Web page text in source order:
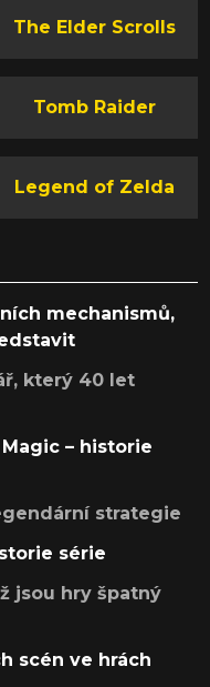
The Elder Scrolls
Tomb Raider
Legend of Zelda
mechanismů,
který 40 let
– historie
strategie
série
jsou hry špatný
scén ve hrách